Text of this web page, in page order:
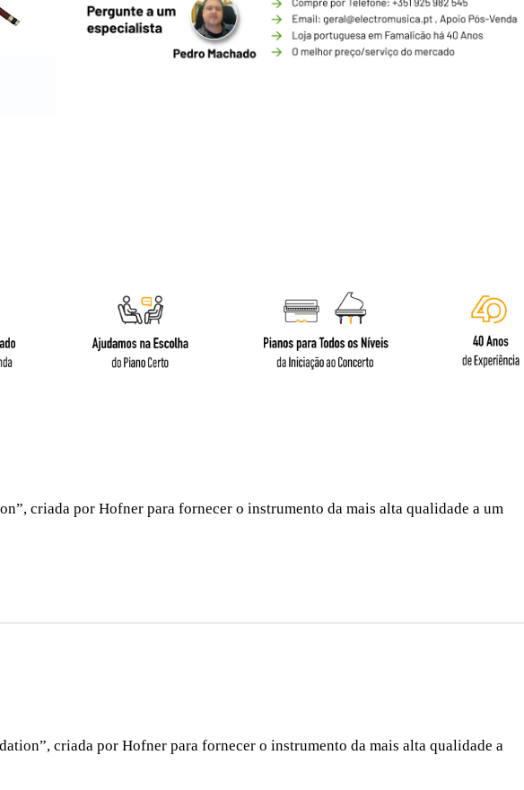
criada por Hofner para fornecer o instrumento da mais alta qualidade a um
criada por Hofner para fornecer o instrumento da mais alta qualidade a